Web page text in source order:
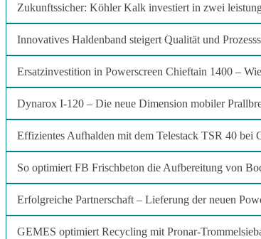
Zukunftssicher: Köhler Kalk investiert in zwei
Innovatives Haldenband steigert Qualität und
Ersatzinvestition in Powerscreen Chieftain 1400 –
Dynarox I-120 – Die neue Dimension mobiler
Effizientes Aufhalden mit dem Telestack TSR 40 bei
So optimiert FB Frischbeton die Aufbereitung von
Erfolgreiche Partnerschaft – Lieferung der neuen
GEMES optimiert Recycling mit Pronar-